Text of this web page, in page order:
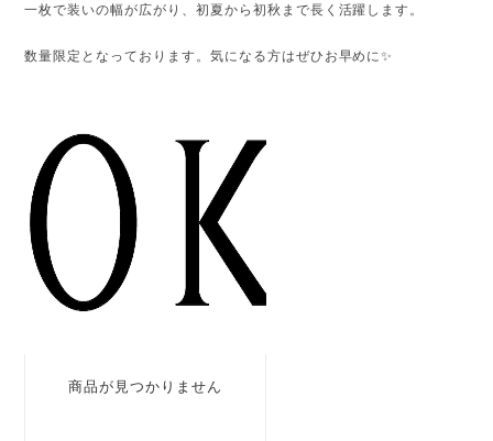
一枚で装いの幅が広がり、初夏から初秋まで長く活躍します。
数量限定となっております。気になる方はぜひお早めに✨